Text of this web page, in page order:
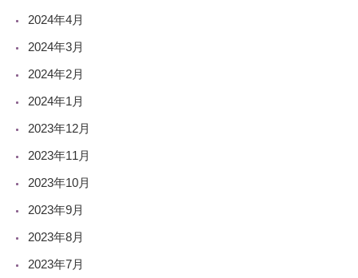
2024年4月
2024年3月
2024年2月
2024年1月
2023年12月
2023年11月
2023年10月
2023年9月
2023年8月
2023年7月